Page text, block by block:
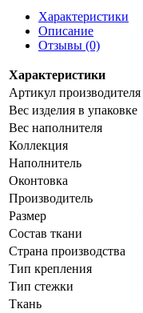
Характеристики
Описание
Отзывы (0)
Характеристики
Артикул производителя
Вес изделия в упаковке
Вес наполнителя
Коллекция
Наполнитель
Оконтовка
Производитель
Размер
Состав ткани
Страна производства
Тип крепления
Тип стежки
Ткань